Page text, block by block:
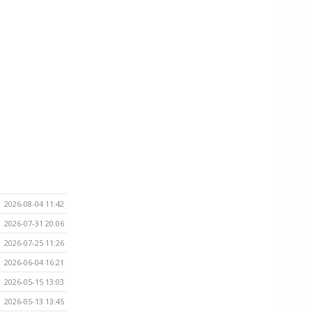
2026-08-04 11:42
2026-07-31 20:06
2026-07-25 11:26
2026-06-04 16:21
2026-05-15 13:03
2026-05-13 13:45